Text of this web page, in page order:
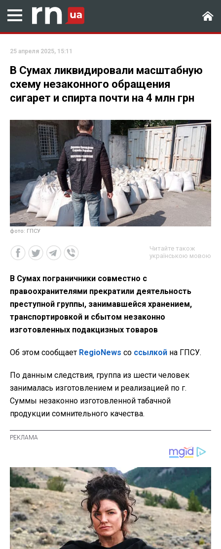
25 апреля 2025, 15:11
В Сумах ликвидировали масштабную
схему незаконного обращения
сигарет и спирта почти на 4 млн грн
фото: ГПСУ
Читайте також
українською мовою
В Сумах пограничники совместно с
правоохранителями прекратили деятельность
преступной группы, занимавшейся хранением,
транспортировкой и сбытом незаконно
изготовленных подакцизных товаров
Об этом сообщает RegioNews со ссылкой на ГПСУ.
По данным следствия, группа из шести человек
занималась изготовлением и реализацией по г.
Суммы незаконно изготовленной табачной
продукции сомнительного качества.